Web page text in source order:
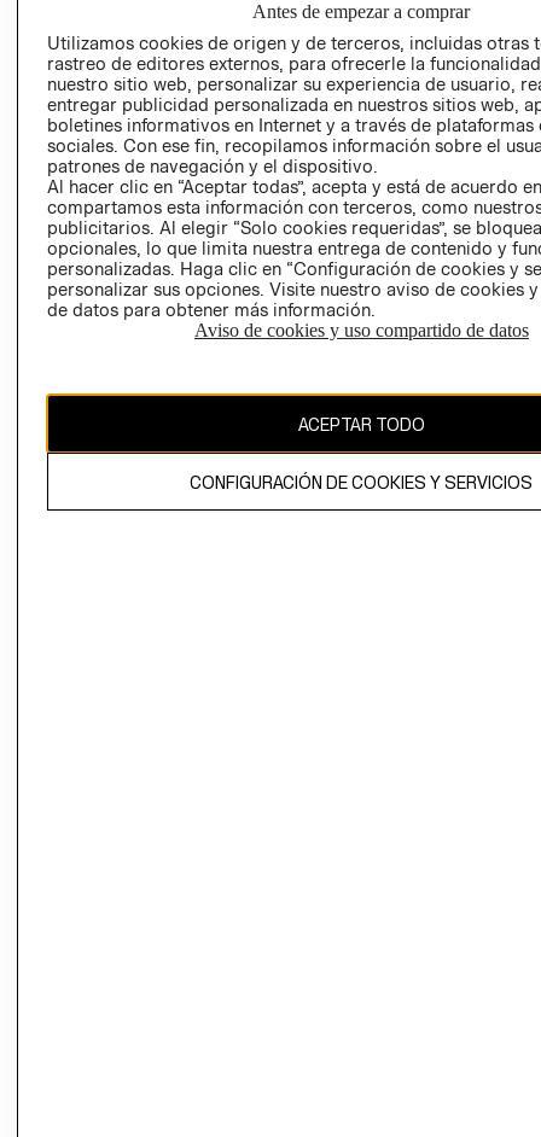
RELACIÓN CON
INVERSIONISTAS
POLÍTICA
EMPRESARIAL
- RETIRO EN
TIENDA
TÉRMINOS Y
CONDICIONES
AVISO DE
PRIVACIDAD
GIFT CARD
AVISO DE
COOKIES
Chile ($)
Antes de empezar a comprar
Utilizamos cookies de origen y de terceros, incluidas otras
rastreo de editores externos, para ofrecerle la
nuestro sitio web, personalizar su experiencia de usuario,
entregar publicidad personalizada en nuestros sitios web,
boletines informativos en Internet y a través de plataformas
sociales. Con ese fin, recopilamos información sobre el
patrones de navegación y el dispositivo.
Al hacer clic en “Aceptar todas”, acepta y está de acuerdo
compartamos esta información con terceros, como
publicitarios. Al elegir “Solo cookies requeridas”, se
opcionales, lo que limita nuestra entrega de contenido y
personalizadas. Haga clic en “Configuración de cookies y
personalizar sus opciones. Visite nuestro aviso de cookies
de datos para obtener más información.
Aviso de cookies y uso compartido de datos
ACEPTAR TODO
CONFIGURACIÓN DE COOKIES Y SERVICIOS